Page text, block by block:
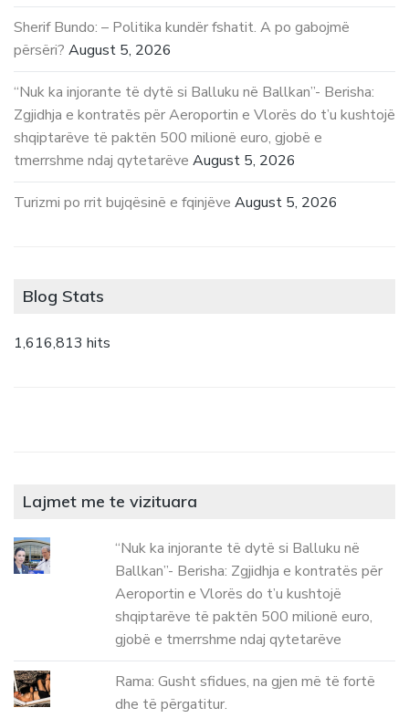
Sherif Bundo: – Politika kundër fshatit. A po gabojmë
përsëri? August 5, 2026
“Nuk ka injorante të dytë si Balluku në Ballkan”- Berisha:
Zgjidhja e kontratës për Aeroportin e Vlorës do t’u kushtojë
shqiptarëve të paktën 500 milionë euro, gjobë e
tmerrshme ndaj qytetarëve August 5, 2026
Turizmi po rrit bujqësinë e fqinjëve August 5, 2026
Blog Stats
1,616,813 hits
Lajmet me te vizituara
“Nuk ka injorante të dytë si Balluku në
Ballkan”- Berisha: Zgjidhja e kontratës për
Aeroportin e Vlorës do t’u kushtojë
shqiptarëve të paktën 500 milionë euro,
gjobë e tmerrshme ndaj qytetarëve
Rama: Gusht sfidues, na gjen më të fortë
dhe të përgatitur.